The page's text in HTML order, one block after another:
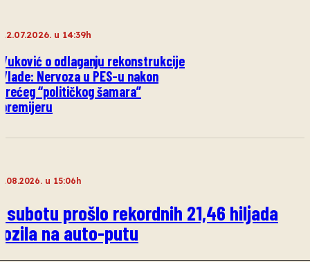
22.07.2026. u 14:39h
Vuković o odlaganju rekonstrukcije
Vlade: Nervoza u PES-u nakon
trećeg “političkog šamara”
premijeru
u 15:06h
subotu prošlo rekordnih 21,46 hiljada
na auto-putu